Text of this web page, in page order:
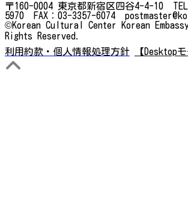
〒160-0004 東京都新宿区四谷4-4-10
5970 FAX：03-3357-6074
©Korean Cultural Center Korean
Rights Reserved.
利用約款・個人情報処理方針
【Desktop